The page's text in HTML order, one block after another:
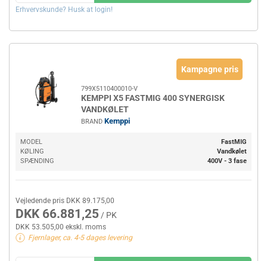
Erhvervskunde? Husk at login!
Kampagne pris
799X5110400010-V
KEMPPI X5 FASTMIG 400 SYNERGISK
VANDKØLET
BRAND Kemppi
MODEL
FastMIG
KØLING
Vandkølet
SPÆNDING
400V - 3 fase
Vejledende pris DKK 89.175,00
DKK 66.881,25 / PK
DKK 53.505,00 ekskl. moms
Fjernlager, ca. 4-5 dages levering